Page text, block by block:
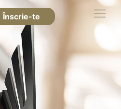
Înscrie-te